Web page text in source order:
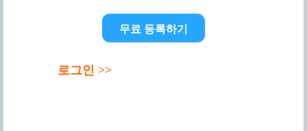
무료 등록하기
로그인 >>